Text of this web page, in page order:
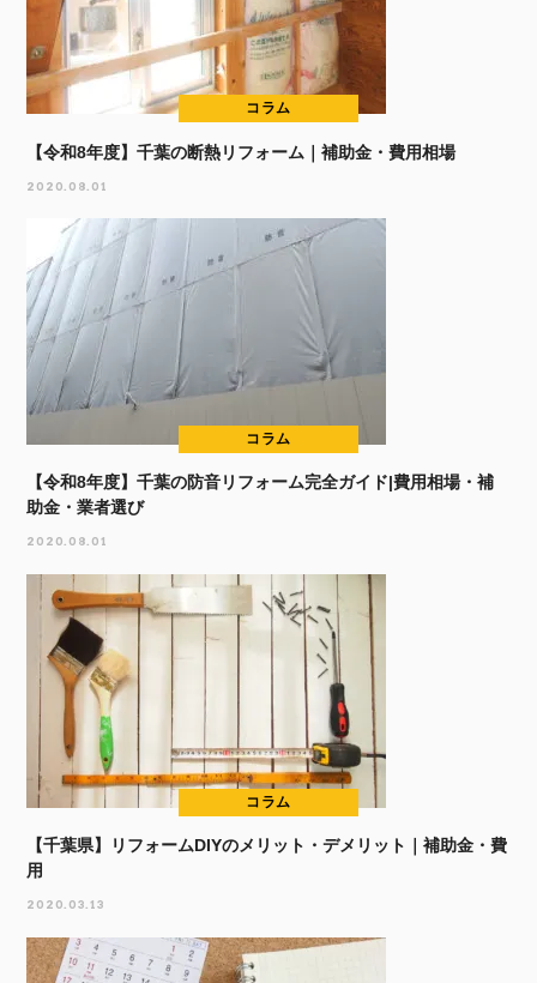
コラム
【令和8年度】千葉の断熱リフォーム｜補助金・費用相場
2020.08.01
コラム
【令和8年度】千葉の防音リフォーム完全ガイド|費用相場・補
助金・業者選び
2020.08.01
コラム
【千葉県】リフォームDIYのメリット・デメリット｜補助金・費
用
2020.03.13